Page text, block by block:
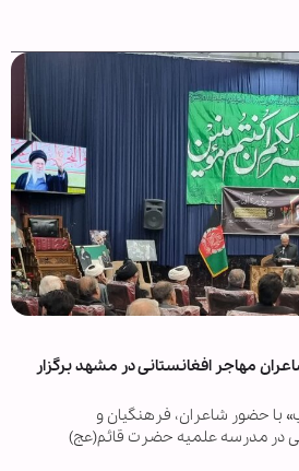
مهاجر افغانستانی در مشهد برگزار
با حضور شاعران، فرهنگیان و
در مدرسه علمیه حضرت قائم(عج)